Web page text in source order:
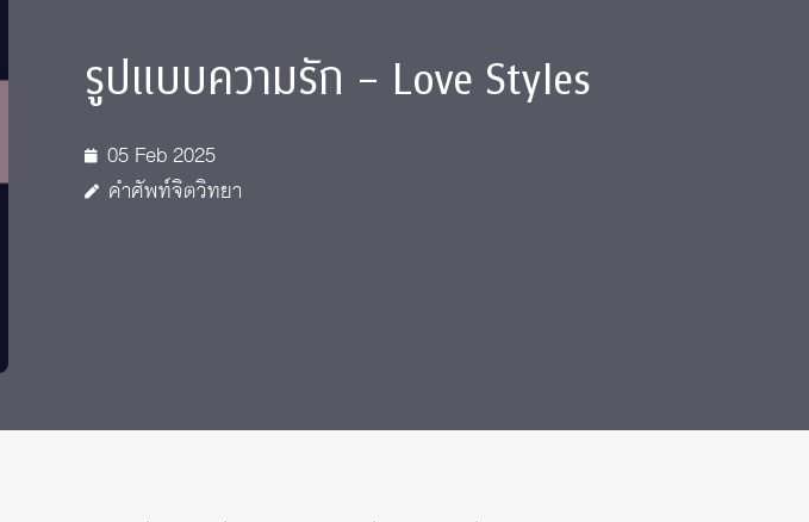
รายงานประจำปี
Intranet
รูปแบบความรัก – Love Styles
05 Feb 2025
คำศัพท์จิตวิทยา